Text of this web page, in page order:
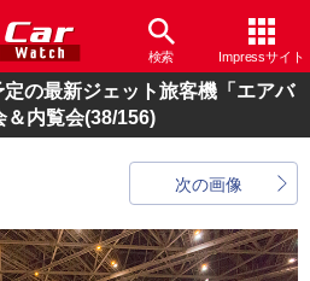
検索 Impressサイト
の最新ジェット旅客機「エアバ
＆内覧会(38/156)
次の画像